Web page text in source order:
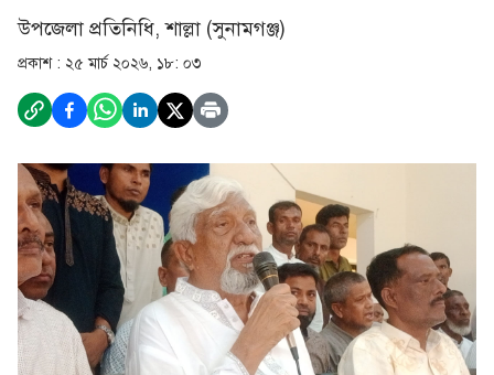
উপজেলা প্রতিনিধি, শাল্লা (সুনামগঞ্জ)
প্রকাশ : ২৫ মার্চ ২০২৬, ১৮: ০৩